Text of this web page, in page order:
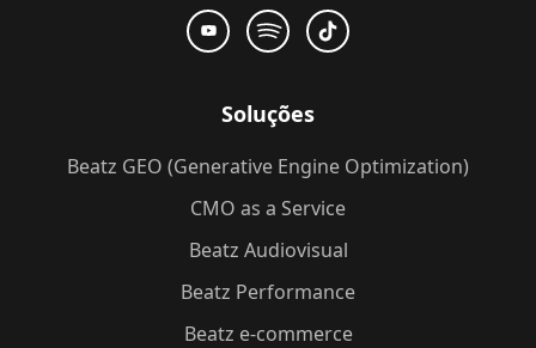
Soluções
Beatz GEO (Generative Engine Optimization)
CMO as a Service
Beatz Audiovisual
Beatz Performance
Beatz e-commerce